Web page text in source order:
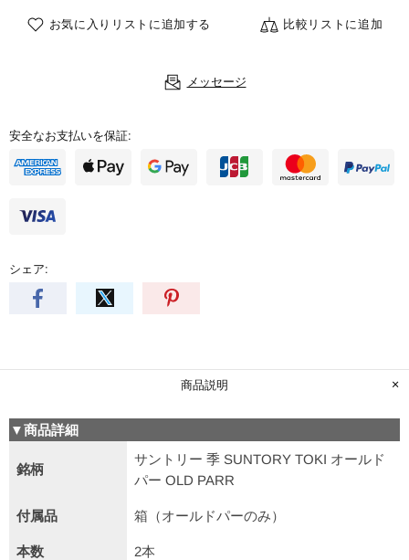
お気に入りリストに追加する 比較リストに追加
メッセージ
安全なお支払いを保証:
シェア:
商品説明
▼商品詳細
銘柄
サントリー 季 SUNTORY TOKI オールド
パー OLD PARR
付属品 箱（オールドパーのみ）
本数 2本